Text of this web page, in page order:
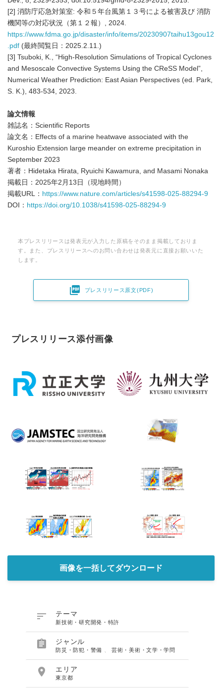
[2] 消防庁応急対策室: 令和５年台風第１３号による被害及び 消防
機関等の対応状況（第１２報）, 2024.
https://www.fdma.go.jp/disaster/info/items/20230907taihu13gou12
.pdf (最終閲覧日：2025.2.11.)
[3] Tsuboki, K., “High-Resolution Simulations of Tropical Cyclones
and Mesoscale Convective Systems Using the CReSS Model”,
Numerical Weather Prediction: East Asian Perspectives (ed. Park,
S. K.), 483-534, 2023.
論文情報
雑誌名：Scientific Reports
論文名：Effects of a marine heatwave associated with the
Kuroshio Extension large meander on extreme precipitation in
September 2023
著者：Hidetaka Hirata, Ryuichi Kawamura, and Masami Nonaka
掲載日：2025年2月13日（現地時間）
掲載URL： https://www.nature.com/articles/s41598-025-88294-9
DOI： https://doi.org/10.1038/s41598-025-88294-9
本プレスリリースは発表元が入力した原稿をそのまま掲載しておりま
す。また、プレスリリースへのお問い合わせは発表元に直接お願いいた
します。
 プレスリリース原文(PDF)
プレスリリース添付画像
画像を一括してダウンロード
 テーマ
新技術・研究開発・特許
 ジャンル
防災・防犯・警備 、芸術・美術・文学・学問
 エリア
東京都